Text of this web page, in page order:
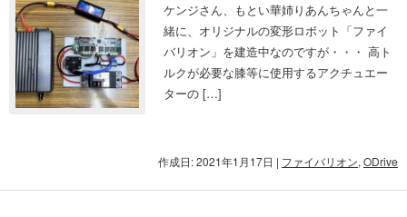
ケンジさん、もとい華姉りあんちゃんと一
緒に、オリジナルの変形ロボット「ファイ
バリオン」を建造中なのですが・・・ 高ト
ルクが必要な膝等に使用するアクチュエー
ターの […]
作成日: 2021年1月17日 | ファイバリオン, ODrive